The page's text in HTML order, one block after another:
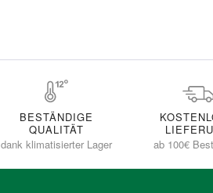
BESTÄNDIGE
QUALITÄT
dank klimatisierter Lager
ab 100€